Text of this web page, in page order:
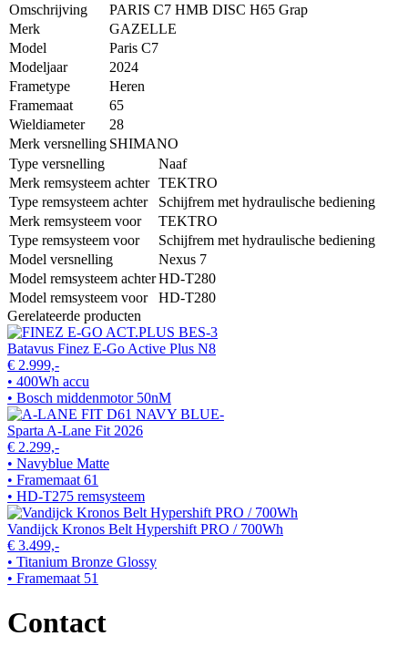
Omschrijving
PARIS C7 HMB DISC H65 Grap
Merk
GAZELLE
Model
Paris C7
Modeljaar
2024
Frametype
Heren
Framemaat
65
Wieldiameter
28
Merk versnelling SHIMANO
Type versnelling
Naaf
Merk remsysteem achter TEKTRO
Type remsysteem achter
Schijfrem met hydraulische bediening
Merk remsysteem voor
TEKTRO
Type remsysteem voor
Schijfrem met hydraulische bediening
Model versnelling
Nexus 7
Model remsysteem achterHD-T280
Model remsysteem voor
HD-T280
Gerelateerde producten
Batavus Finez E-Go Active Plus N8
€ 2.999,-
• 400Wh accu
• Bosch middenmotor 50nM
Sparta A-Lane Fit 2026
€ 2.299,-
• Navyblue Matte
• Framemaat 61
• HD-T275 remsysteem
Vandijck Kronos Belt Hypershift PRO / 700Wh
€ 3.499,-
• Titanium Bronze Glossy
• Framemaat 51
Contact